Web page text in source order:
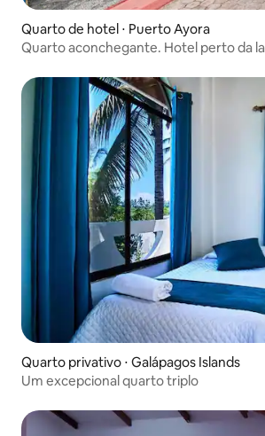
Quarto de hotel ⋅ Puerto Ayora
Quarto aconchegante. Hotel perto da
Quarto privativo ⋅ Galápagos Islands
Um excepcional quarto triplo